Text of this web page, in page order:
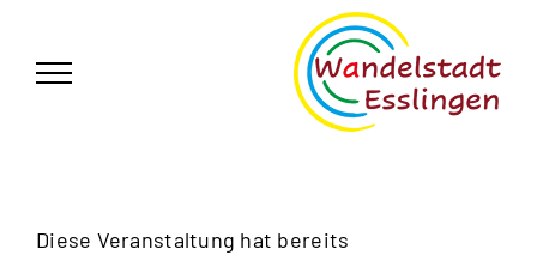
springen
Diese Veranstaltung hat bereits